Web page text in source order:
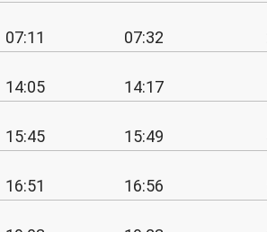
07:11 07:32
14:05 14:17
15:45 15:49
16:51 16:56